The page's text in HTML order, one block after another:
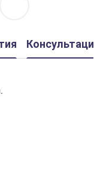
Консультация